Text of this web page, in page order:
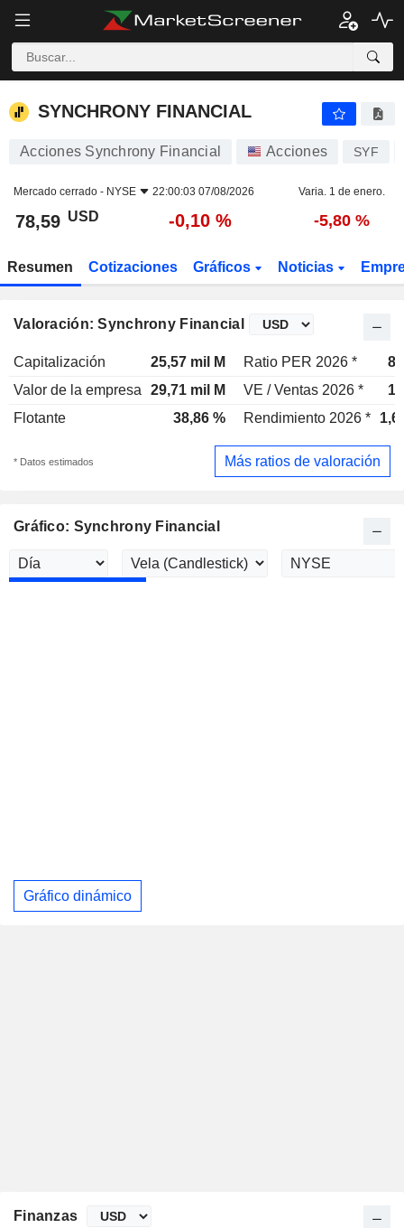
SYNCHRONY FINANCIAL
SYNCHRONY FINANCIAL
Acciones Synchrony Financial Acciones SYF
Mercado cerrado - NYSE 22:00:03 07/08/2026 Varia. 1 de enero.
78,59 USD -0,10 % -5,80 %
Resumen Cotizaciones Gráficos Noticias
Valoración: Synchrony Financial
Capitalización 25,57 mil M Ratio PER 2026 *
Valor de la empresa
29,71 mil M VE / Ventas 2026 *
Flotante
38,86 % Rendimiento 2026 *
* Datos estimados Más ratios de valoración
Gráfico: Synchrony Financial
Gráfico dinámico
Finanzas